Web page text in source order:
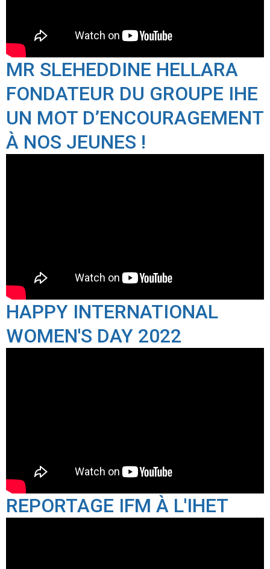
MR SLEHEDDINE HELLARA
FONDATEUR DU GROUPE IHE
UN MOT D’ENCOURAGEMENT
À NOS JEUNES !
HAPPY INTERNATIONAL
WOMEN'S DAY 2022
REPORTAGE IFM À L'IHET